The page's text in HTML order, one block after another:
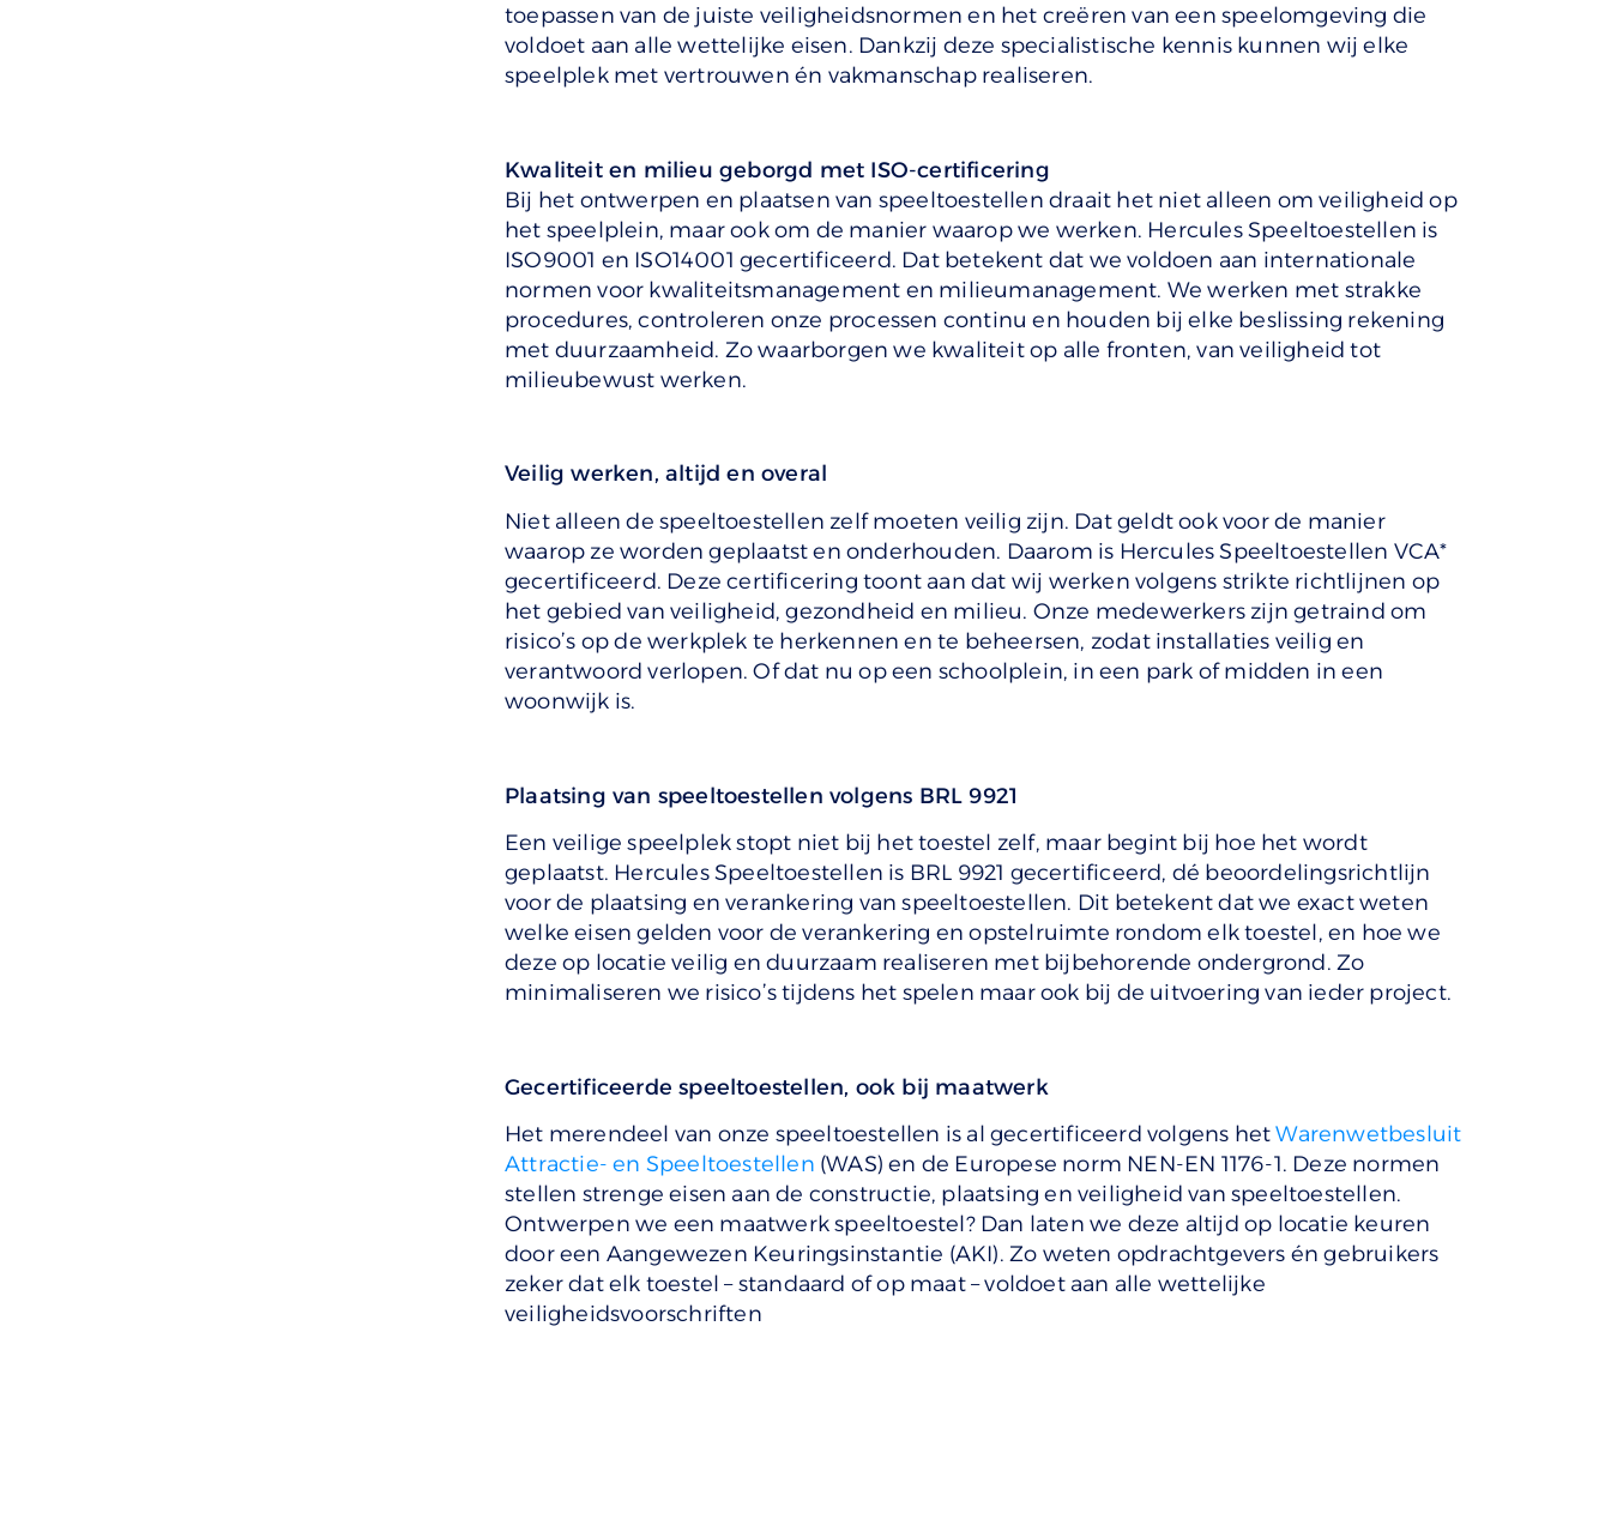
toepassen van de juiste veiligheidsnormen en het creëren van een speelomgeving die
voldoet aan alle wettelijke eisen. Dankzij deze specialistische kennis kunnen wij elke
speelplek met vertrouwen én vakmanschap realiseren.
Kwaliteit en milieu geborgd met ISO-certificering
Bij het ontwerpen en plaatsen van speeltoestellen draait het niet alleen om veiligheid op
het speelplein, maar ook om de manier waarop we werken. Hercules Speeltoestellen is
ISO9001 en ISO14001 gecertificeerd. Dat betekent dat we voldoen aan internationale
normen voor kwaliteitsmanagement en milieumanagement. We werken met strakke
procedures, controleren onze processen continu en houden bij elke beslissing rekening
met duurzaamheid. Zo waarborgen we kwaliteit op alle fronten, van veiligheid tot
milieubewust werken.
Veilig werken, altijd en overal
Niet alleen de speeltoestellen zelf moeten veilig zijn. Dat geldt ook voor de manier
waarop ze worden geplaatst en onderhouden. Daarom is Hercules Speeltoestellen VCA*
gecertificeerd. Deze certificering toont aan dat wij werken volgens strikte richtlijnen op
het gebied van veiligheid, gezondheid en milieu. Onze medewerkers zijn getraind om
risico’s op de werkplek te herkennen en te beheersen, zodat installaties veilig en
verantwoord verlopen. Of dat nu op een schoolplein, in een park of midden in een
woonwijk is.
Plaatsing van speeltoestellen volgens BRL 9921
Een veilige speelplek stopt niet bij het toestel zelf, maar begint bij hoe het wordt
geplaatst. Hercules Speeltoestellen is BRL 9921 gecertificeerd, dé beoordelingsrichtlijn
voor de plaatsing en verankering van speeltoestellen. Dit betekent dat we exact weten
welke eisen gelden voor de verankering en opstelruimte rondom elk toestel, en hoe we
deze op locatie veilig en duurzaam realiseren met bijbehorende ondergrond. Zo
minimaliseren we risico’s tijdens het spelen maar ook bij de uitvoering van ieder project.
Gecertificeerde speeltoestellen, ook bij maatwerk
Het merendeel van onze speeltoestellen is al gecertificeerd volgens hetWarenwetbesluit
Attractie- en Speeltoestellen (WAS) en de Europese norm NEN-EN 1176-1. Deze normen
stellen strenge eisen aan de constructie, plaatsing en veiligheid van speeltoestellen.
Ontwerpen we een maatwerk speeltoestel? Dan laten we deze altijd op locatie keuren
door een Aangewezen Keuringsinstantie (AKI). Zo weten opdrachtgevers én gebruikers
zeker dat elk toestel – standaard of op maat – voldoet aan alle wettelijke
veiligheidsvoorschriften